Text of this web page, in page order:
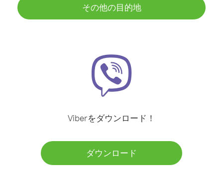
その他の目的地
Viberをダウンロード！
ダウンロード